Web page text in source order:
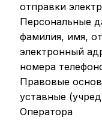
отправки
Персональные
фамилия, имя,
электронный
номера
Правовые
уставные
Оператора